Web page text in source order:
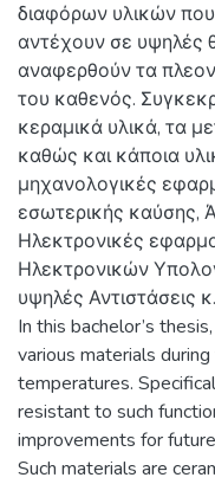
διαφόρων υλικών
αντέχουν σε υψηλές
αναφερθούν τα
του καθενός.
κεραμικά υλικά, τα
καθώς και κάποια
μηχανολογικές
εσωτερικής καύσης,
Ηλεκτρονικές
Ηλεκτρονικών
υψηλές Αντιστάσεις
In this bachelor’s
various materials
temperatures.
resistant to such
improvements for
Such materials are